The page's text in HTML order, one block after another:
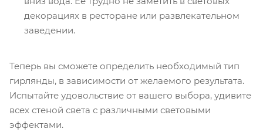
декорациях в ресторане или развлекательном
заведении.
Теперь вы сможете определить необходимый тип
гирлянды, в зависимости от желаемого результата.
Испытайте удовольствие от вашего выбора, удивите
всех стеной света с различными световыми
эффектами.